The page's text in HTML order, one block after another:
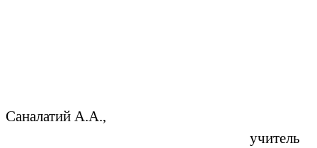
Саналатий А.А.,
учитель